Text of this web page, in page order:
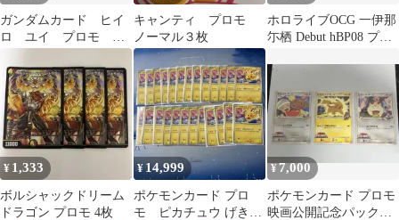
ガンダムカード ヒイ
ロ ユイ プロモ パ
キャンティ プロモ
ノーマル３枚
ホロライブOCG 一伊那
尓栖 Debut hBP08 プロ
¥ 1,333
ボルシャックドリーム
ドラゴン プロモ 4枚
¥14,999
ポケモンカード プロ
モ ピカチュウ げきと
¥7,000
ポケモンカード プロモ
映画公開記念パックピ